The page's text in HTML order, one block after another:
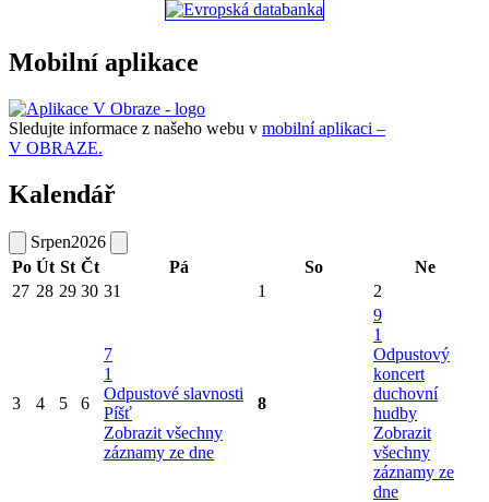
Mobilní aplikace
Sledujte informace z našeho webu v mobilní aplikaci –
V OBRAZE.
Kalendář
Srpen2026
Po Út St Čt Pá So
Ne
27 28 29 30 31 1 2
3 4 5 6
7
1
Odpustové slavnosti
Píšť
Zobrazit všechny
záznamy ze dne
8
9
1
Odpustový
koncert
duchovní
hudby
Zobrazit
všechny
záznamy ze
dne